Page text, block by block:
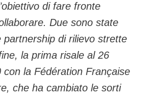
di fare fronte
Due sono state
partnership di rilievo strette
la prima risale al 26
con la Fédération Française
che ha cambiato le sorti